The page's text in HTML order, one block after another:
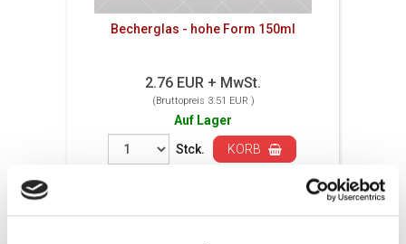
Becherglas - hohe Form 150ml
2.76 EUR + MwSt.
(Bruttopreis 3.51 EUR )
Auf Lager
Stck.
KORB